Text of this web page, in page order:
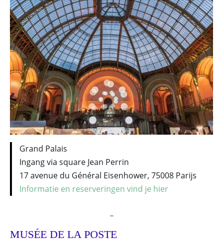
Grand Palais
Ingang via square Jean Perrin
17 avenue du Général Eisenhower, 75008 Parijs
Informatie en reserveringen vind je hier
MUSÉE DE LA POSTE